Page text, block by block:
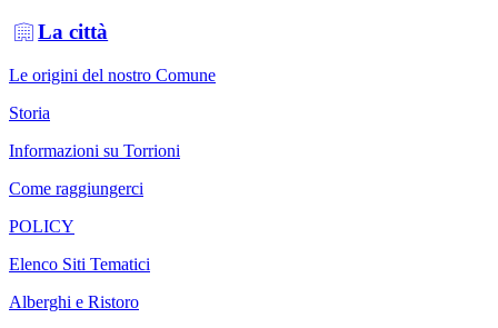
La città
Le origini del nostro Comune
Storia
Informazioni su Torrioni
Come raggiungerci
POLICY
Elenco Siti Tematici
Alberghi e Ristoro